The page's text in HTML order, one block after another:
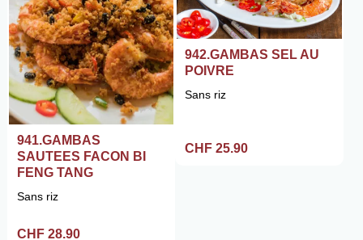
941.GAMBAS
SAUTEES FACON BI
FENG TANG
Sans riz
CHF 28.90
942.GAMBAS SEL AU
POIVRE
Sans riz
CHF 25.90